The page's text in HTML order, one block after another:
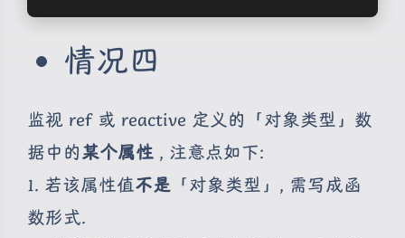
情况四
监视 ref 或 reactive 定义的「对象类型」数
据中的某个属性 , 注意点如下:
1. 若该属性值不是 「对象类型」, 需写成函
数形式.